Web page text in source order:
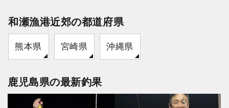
和瀬漁港近郊の都道府県
熊本県 宮崎県 沖縄県
鹿児島県の最新釣果